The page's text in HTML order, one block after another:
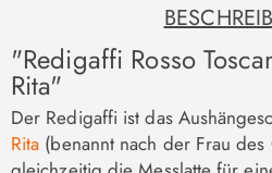
"Redigaffi Rosso
Rita"
Der Redigaffi ist das
Rita (benannt nach der Frau des